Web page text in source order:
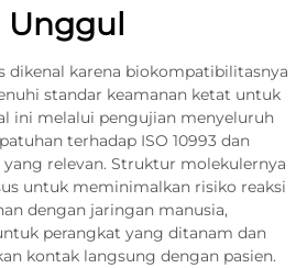
dikenal karena biokompatibilitasnya
standar keamanan ketat untuk
ini melalui pengujian menyeluruh
terhadap ISO 10993 dan
relevan. Struktur molekulernya
untuk meminimalkan risiko reaksi
dengan jaringan manusia,
perangkat yang ditanam dan
kontak langsung dengan pasien.